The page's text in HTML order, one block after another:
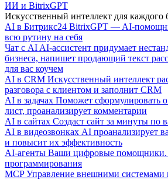
ИИ и BitrixGPT
Искусственный интеллект для каждого
AI в Битрикс24 BitrixGPT — AI-
всю рутину на себя
Чат с AI AI-ассистент придумает
бизнеса, напишет продающий текст
для вас коучем
AI в CRM Искусственный интеллект
разговора с клиентом и заполнит CRM
AI в задачах Поможет сформулировать
лист, проанализирует комментарии
AI в сайтах Создаст сайт за минуты по
AI в видеозвонках AI проанализирует
и повысит их эффективность
AI-агенты Ваши цифровые помощники.
программирования
MCP Управление внешними системами